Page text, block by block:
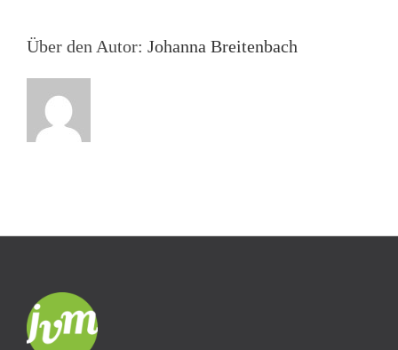
des
Über den Autor: Johanna Breitenbach